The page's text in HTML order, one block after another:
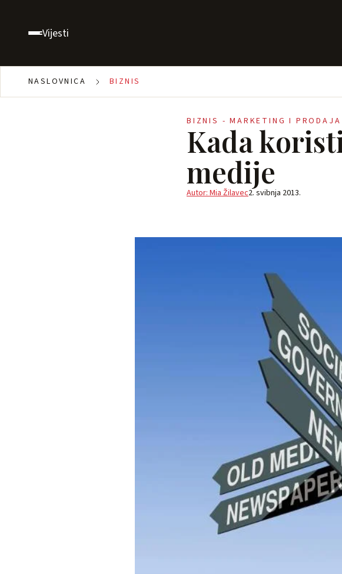
Vijesti
NASLOVNICA BIZNIS
BIZNIS - MARKETING I PRODAJA
Kada
medije
Autor: Mia Žilavec2. svibnja 2013.